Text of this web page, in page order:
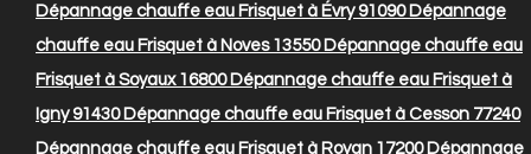
Dépannage chauffe eau Frisquet à Évry 91090Dépannage
chauffe eau Frisquet à Noves 13550Dépannage chauffe eau
Frisquet à Soyaux 16800Dépannage chauffe eau Frisquet à
Igny 91430Dépannage chauffe eau Frisquet à Cesson 77240
Dépannage chauffe eau Frisquet à Royan 17200Dépannage